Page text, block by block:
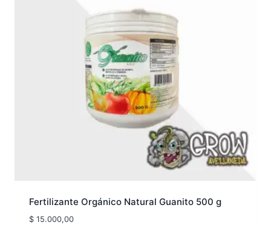
Fertilizante Orgánico Natural Guanito 500 g
$15.000,00